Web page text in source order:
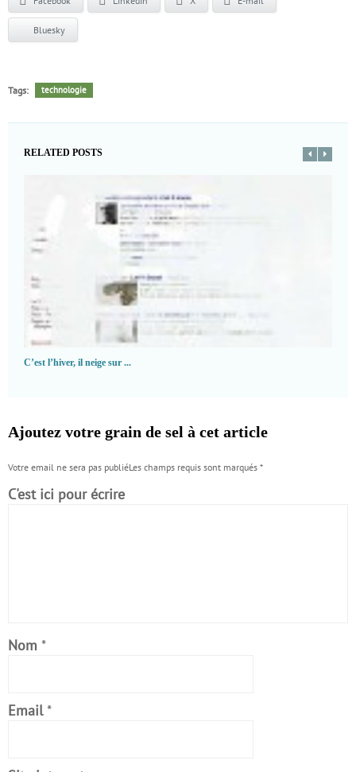
Bluesky
Tags: technologie
RELATED POSTS
C’est l’hiver, il neige sur ...
Ajoutez votre grain de sel à cet article
Votre email ne sera pas publiéLes champs requis sont marqués *
C'est ici pour écrire
Nom *
Email *